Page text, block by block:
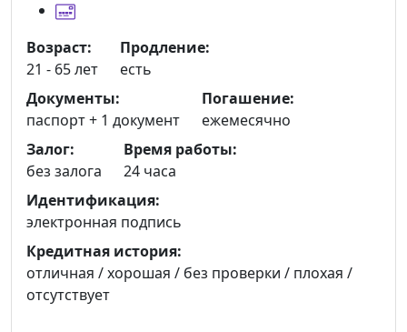
Возраст:
21 - 65 лет
Продление:
есть
Документы:
паспорт + 1 документ
Погашение:
ежемесячно
Залог:
без залога
Время работы:
24 часа
Идентификация:
электронная подпись
Кредитная история:
отличная / хорошая / без проверки / плохая /
отсутствует